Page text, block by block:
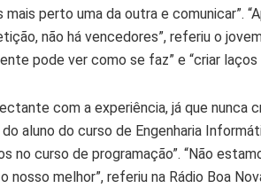
perto uma da outra e comunicar”.
não há vencedores”, referiu o
pode ver como se faz” e “criar
com a experiência, já que nunca
aluno do curso de Engenharia
no curso de programação”. “Não
nosso melhor”, referiu na Rádio Boa